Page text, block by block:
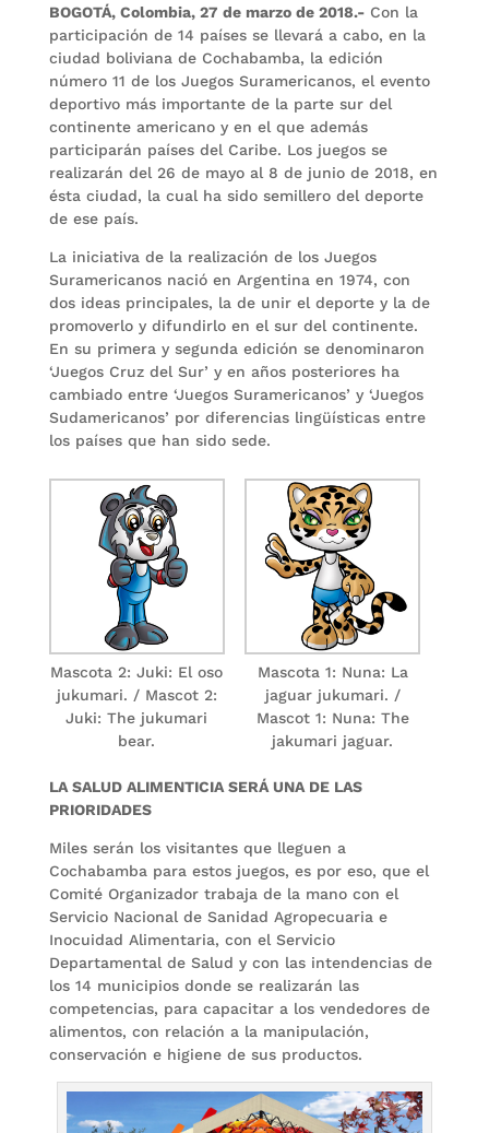
BOGOTÁ, Colombia, 27 de marzo de 2018.-Con la
participación de 14 países se llevará a cabo, en la
ciudad boliviana de Cochabamba, la edición
número 11 de los Juegos Suramericanos, el evento
deportivo más importante de la parte sur del
continente americano y en el que además
participarán países del Caribe. Los juegos se
realizarán del 26 de mayo al 8 de junio de 2018, en
ésta ciudad, la cual ha sido semillero del deporte
de ese país.
La iniciativa de la realización de los Juegos
Suramericanos nació en Argentina en 1974, con
dos ideas principales, la de unir el deporte y la de
promoverlo y difundirlo en el sur del continente.
En su primera y segunda edición se denominaron
‘Juegos Cruz del Sur’ y en años posteriores ha
cambiado entre ‘Juegos Suramericanos’ y ‘Juegos
Sudamericanos’ por diferencias lingüísticas entre
los países que han sido sede.
Mascota 2: Juki: El oso
jukumari. / Mascot 2:
Juki: The jukumari
bear.
Mascota 1: Nuna: La
jaguar jukumari. /
Mascot 1: Nuna: The
jakumari jaguar.
LA SALUD ALIMENTICIA SERÁ UNA DE LAS
PRIORIDADES
Miles serán los visitantes que lleguen a
Cochabamba para estos juegos, es por eso, que el
Comité Organizador trabaja de la mano con el
Servicio Nacional de Sanidad Agropecuaria e
Inocuidad Alimentaria, con el Servicio
Departamental de Salud y con las intendencias de
los 14 municipios donde se realizarán las
competencias, para capacitar a los vendedores de
alimentos, con relación a la manipulación,
conservación e higiene de sus productos.